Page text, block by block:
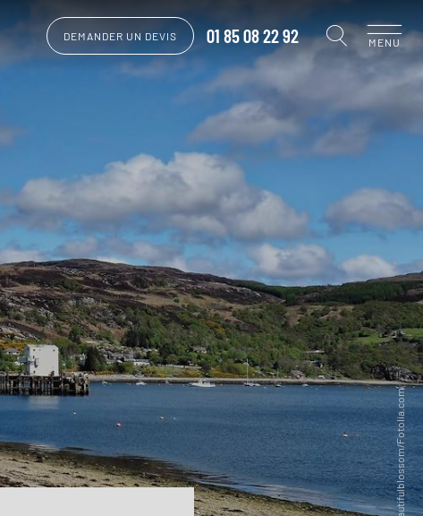
DEMANDER UN DEVIS 01 85 08 22 92 MENU